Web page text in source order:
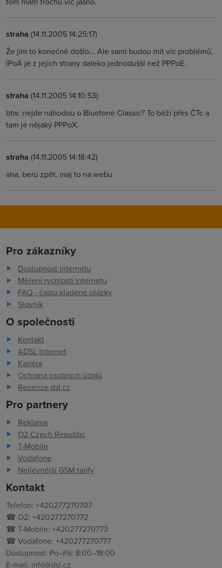
straha (14.11.2005 14:25:17)
Že jim to konečně došlo... Ale sami budou mít víc problémů,
IPoA je z jejich strany daleko jednodušší než PPPoE.
straha (14.11.2005 14:10:53)
btw. nejde náhodou o Bluetone Classic? To běží přes ČTc a
tam je nějaký PPPoX.
straha (14.11.2005 14:18:42)
aha, beru zpět. maj to na webu
Pro zákazníky
Dostupnost internetu
Měření rychlosti internetu
FAQ - často kladené otázky
Slovník
O společnosti
Kontakt
ADSL Internet
Kariéra
Ochrana osobních údajů
Recenze dsl.cz
Pro partnery
Reklama
O2 Czech Republic
T-Mobile
Vodafone
Nejlevnější GSM tarify
Kontakt
Telefon: +420277270707
☎ O2: +420277270772
☎ T-Mobile: +420277270773
☎ Vodafone: +420277270777
Dostupnost: Po–Pá: 8:00–18:00
E-mail: info@dsl.cz